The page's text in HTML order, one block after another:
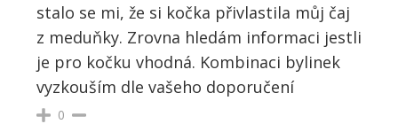
stalo se mi, že si kočka přivlastila můj čaj
z meduňky. Zrovna hledám informaci jestli
je pro kočku vhodná. Kombinaci bylinek
vyzkouším dle vašeho doporučení
0